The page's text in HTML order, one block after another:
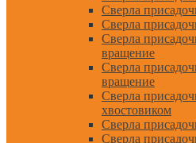
Сверла
Сверла
Сверла
вращение
Сверла
вращение
Сверла
хвостовиком
Сверла
Сверла